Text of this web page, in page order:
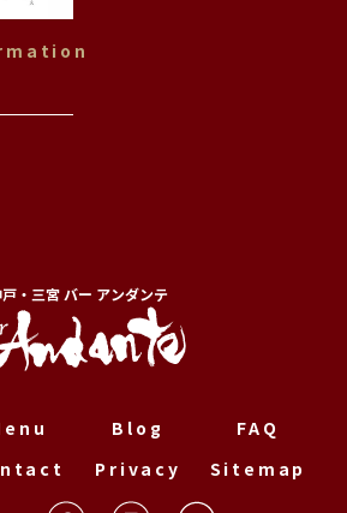
・三宮 バー アンダンテ
Blog
FAQ
Privacy Sitemap